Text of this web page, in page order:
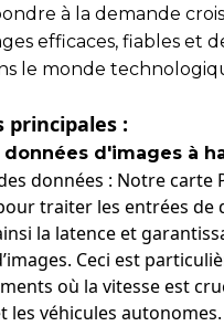
à la demande
efficaces, fiables et
le monde
principales :
données d'images à
données : Notre carte
traiter les entrées de
la latence et
Ceci est
où la vitesse est
les véhicules autonomes.